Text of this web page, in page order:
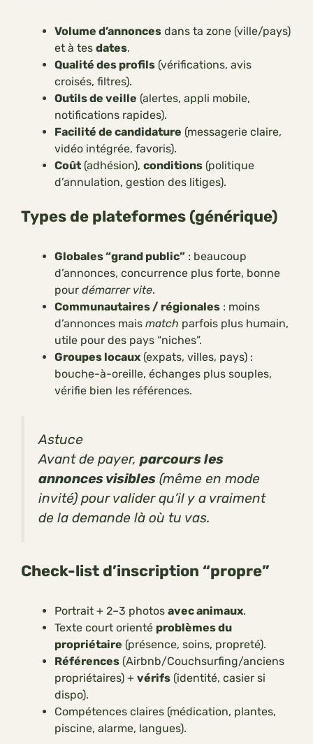
Volume d’annonces dans ta zone (ville/pays)
et à tes dates.
Qualité des profils (vérifications, avis
croisés, filtres).
Outils de veille (alertes, appli mobile,
notifications rapides).
Facilité de candidature (messagerie claire,
vidéo intégrée, favoris).
Coût (adhésion), conditions (politique
d’annulation, gestion des litiges).
Types de plateformes (générique)
Globales “grand public” : beaucoup
d’annonces, concurrence plus forte, bonne
pour démarrer vite.
Communautaires / régionales : moins
d’annonces mais match parfois plus humain,
utile pour des pays “niches”.
Groupes locaux (expats, villes, pays) :
bouche-à-oreille, échanges plus souples,
vérifie bien les références.
Astuce
Avant de payer, parcours les
annonces visibles (même en mode
invité) pour valider qu’il y a vraiment
de la demande là où tu vas.
Check-list d’inscription “propre”
Portrait + 2–3 photos avec animaux.
Texte court orienté problèmes du
propriétaire (présence, soins, propreté).
Références (Airbnb/Couchsurfing/anciens
propriétaires) + vérifs (identité, casier si
dispo).
Compétences claires (médication, plantes,
piscine, alarme, langues).